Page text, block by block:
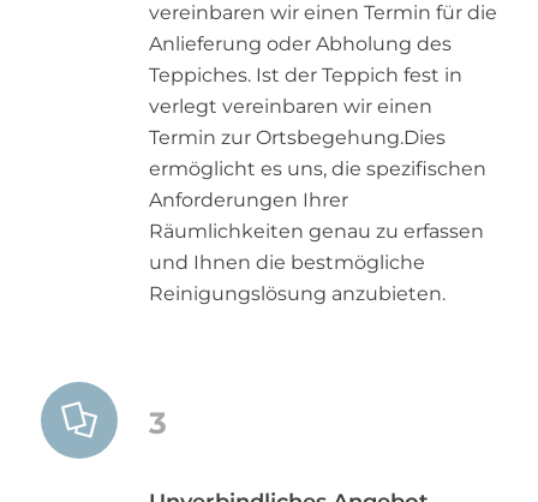
vereinbaren wir einen Termin für die
Anlieferung oder Abholung des
Teppiches. Ist der Teppich fest in
verlegt vereinbaren wir einen
Termin zur Ortsbegehung.Dies
ermöglicht es uns, die spezifischen
Anforderungen Ihrer
Räumlichkeiten genau zu erfassen
und Ihnen die bestmögliche
Reinigungslösung anzubieten.
3